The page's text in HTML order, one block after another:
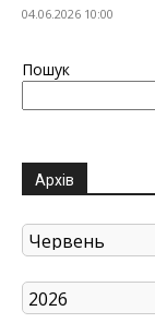
04.06.2026 10:00
Пошук
Архів